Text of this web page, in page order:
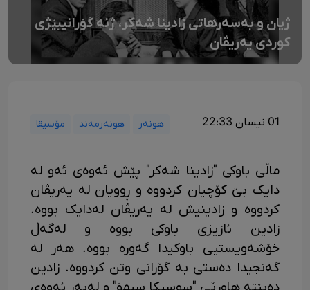
ژیان و بەسەرهاتی زادینا شەکر، ژنە گۆرانیبێژی
کوردی یەریڤان
01 نیسان 22:33 هونەر هونەرمەند مۆسیقا
ماڵی باوکی "زادینا شەکر" پێش ئەوەی ئەو لە
دایک بێ کۆچیان کردووە و ڕوویان لە یەریڤان
کردووە و زادینیش لە یەریڤان لەدایک بووە.
زادین ئازیزی باوکی بووە و لەگەڵ
خۆشەویستیی باوکیدا گەورە بووە. هەر لە
گەنجیدا دەستی بە گۆرانی وتن کردووە. زادین